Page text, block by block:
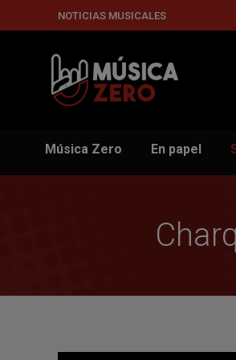
NOTICIAS MUSICALES
Música Zero En papel